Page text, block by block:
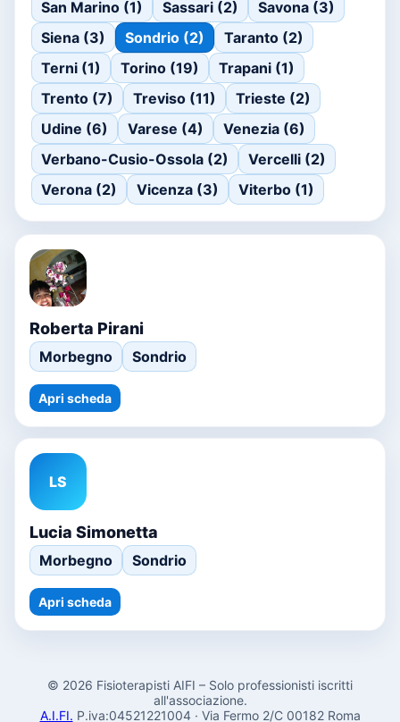
San Marino (1)
Sassari (2)
Savona (3)
Siena (3)
Sondrio (2)
Taranto (2)
Terni (1)
Torino (19)
Trapani (1)
Trento (7)
Treviso (11)
Trieste (2)
Udine (6)
Varese (4)
Venezia (6)
Verbano-Cusio-Ossola (2)
Vercelli (2)
Verona (2)
Vicenza (3) Viterbo (1)
Roberta Pirani
Morbegno Sondrio
Apri scheda
LS
Lucia Simonetta
Morbegno Sondrio
Apri scheda
© 2026 Fisioterapisti AIFI – Solo professionisti iscritti
all'associazione.
A.I.FI. P.iva:04521221004 · Via Fermo 2/C 00182 Roma